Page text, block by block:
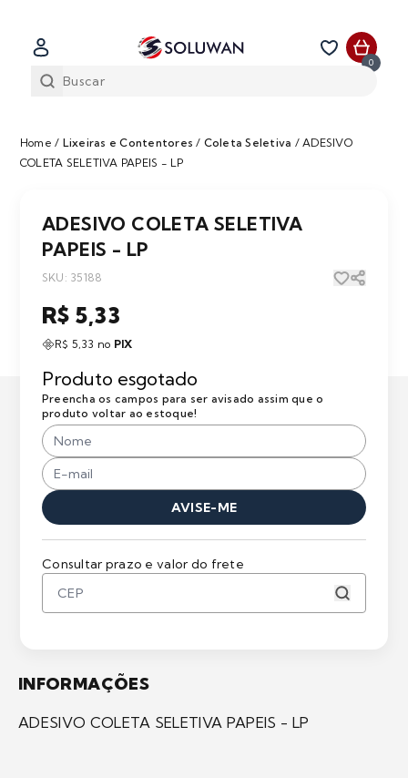
0
Home / Lixeiras e Contentores / Coleta Seletiva /ADESIVO
COLETA SELETIVA PAPEIS - LP
ADESIVO COLETA SELETIVA
PAPEIS - LP
SKU: 35188
R$ 5,33
R$ 5,33 no PIX
Produto esgotado
Preencha os campos para ser avisado assim que o
produto voltar ao estoque!
AVISE-ME
Consultar prazo e valor do frete
INFORMAÇÕES
ADESIVO COLETA SELETIVA PAPEIS - LP